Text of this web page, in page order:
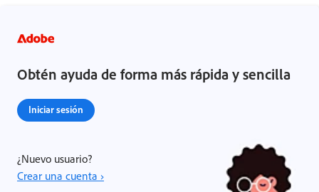
Obtén ayuda de forma más rápida y sencilla
Iniciar sesión
¿Nuevo usuario?
Crear una cuenta ›